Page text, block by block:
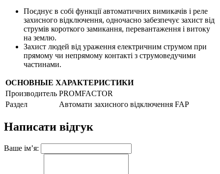
Поєднує в собі функції автоматичних вимикачів і реле
захисного відключення, одночасно забезпечує захист від
струмів короткого замикання, перевантаження і витоку
на землю.
Захист людей від ураження електричним струмом при
прямому чи непрямому контакті з струмоведучими
частинами.
ОСНОВНЫЕ ХАРАКТЕРИСТИКИ
Производитель PROMFACTOR
Раздел
Автомати захисного відключення FAP
Написати відгук
Ваше ім’я: